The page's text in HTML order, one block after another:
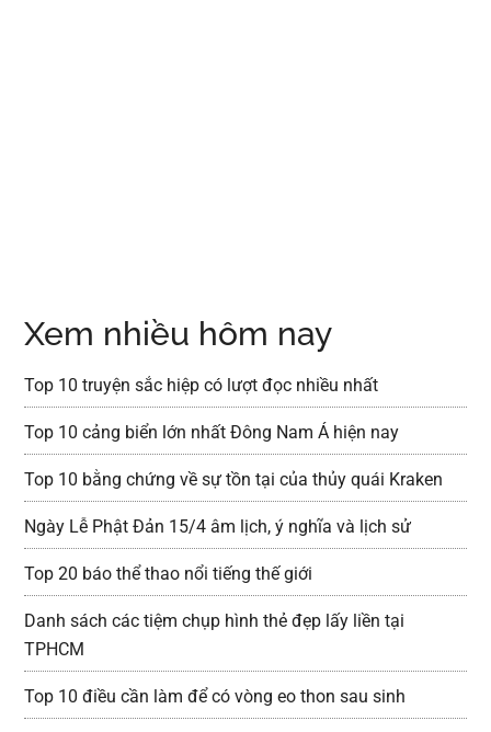
Xem nhiều hôm nay
Top 10 truyện sắc hiệp có lượt đọc nhiều nhất
Top 10 cảng biển lớn nhất Đông Nam Á hiện nay
Top 10 bằng chứng về sự tồn tại của thủy quái Kraken
Ngày Lễ Phật Đản 15/4 âm lịch, ý nghĩa và lịch sử
Top 20 báo thể thao nổi tiếng thế giới
Danh sách các tiệm chụp hình thẻ đẹp lấy liền tại
TPHCM
Top 10 điều cần làm để có vòng eo thon sau sinh